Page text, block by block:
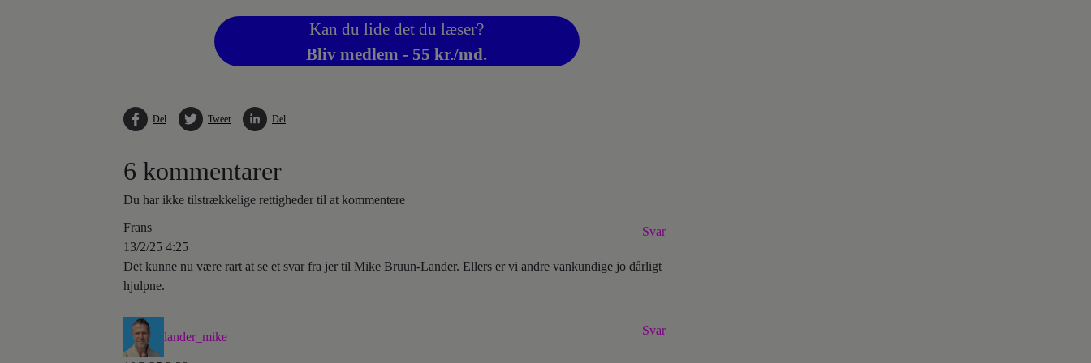
Kan du lide det du læser?
Bliv medlem - 55 kr./md.
Del Tweet Del
6 kommentarer
Du har ikke tilstrækkelige rettigheder til at kommentere
Frans
13/2/25 4:25
Det kunne nu være rart at se et svar fra jer til Mike Bruun-Lander. Ellers er vi andre vankundige jo dårligt
hjulpne.
Svar
lander_mike Svar